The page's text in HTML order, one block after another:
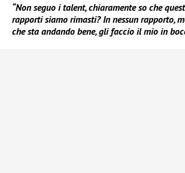
“Non seguo i talent, chiaramente so che
rapporti siamo rimasti? In nessun rapporto,
che sta andando bene, gli faccio il mio in